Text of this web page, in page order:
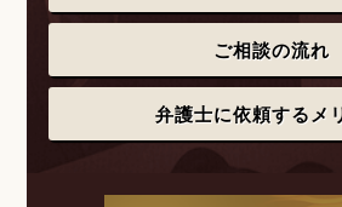
ご相談の流れ
弁護士に依頼するメ